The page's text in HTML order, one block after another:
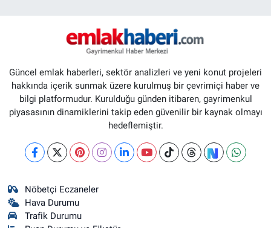
Güncel emlak haberleri, sektör analizleri ve yeni konut projeleri
hakkında içerik sunmak üzere kurulmuş bir çevrimiçi haber ve
bilgi platformudur. Kurulduğu günden itibaren, gayrimenkul
piyasasının dinamiklerini takip eden güvenilir bir kaynak olmayı
hedeflemiştir.
Nöbetçi Eczaneler
Hava Durumu
Trafik Durumu